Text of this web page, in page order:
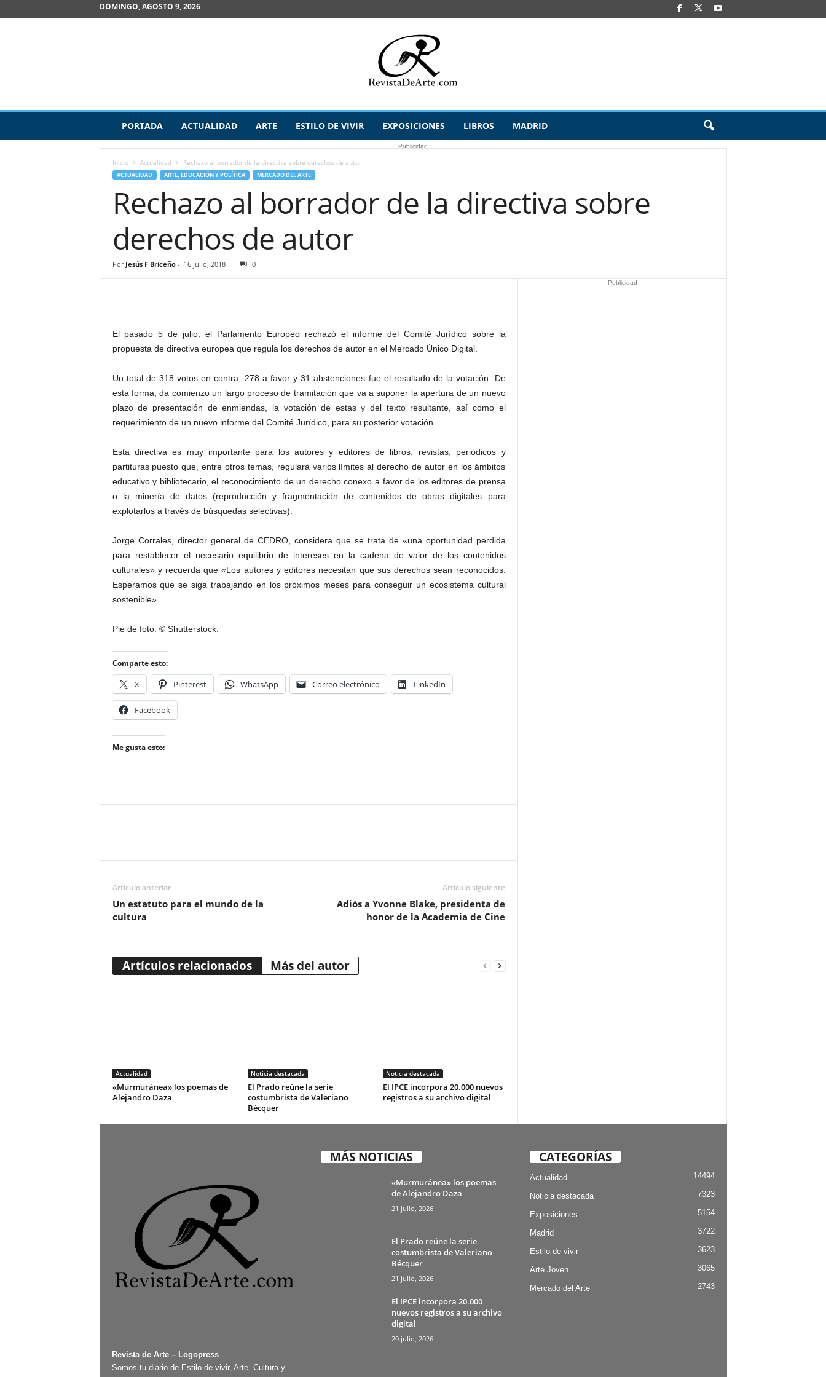
DOMINGO, AGOSTO 9, 2026
v
PORTADA ACTUALIDAD ARTE ESTILO DE VIVIR EXPOSICIONES LIBROS MADRID
Publicidad
Inicio Actualidad Rechazo al borrador de la directiva sobre derechos de autor
ACTUALIDAD ARTE, EDUCACIÓN Y POLÍTICA MERCADO DEL ARTE
Rechazo al borrador de la directiva sobre
derechos de autor
Por Jesús F Briceño- 16 julio, 2018 0
El pasado 5 de julio, el Parlamento Europeo rechazó el informe del Comité Jurídico sobre la
propuesta de directiva europea que regula los derechos de autor en el Mercado Único Digital.
Un total de 318 votos en contra, 278 a favor y 31 abstenciones fue el resultado de la votación. De
esta forma, da comienzo un largo proceso de tramitación que va a suponer la apertura de un nuevo
plazo de presentación de enmiendas, la votación de estas y del texto resultante, así como el
requerimiento de un nuevo informe del Comité Jurídico, para su posterior votación.
Esta directiva es muy importante para los autores y editores de libros, revistas, periódicos y
partituras puesto que, entre otros temas, regulará varios límites al derecho de autor en los ámbitos
educativo y bibliotecario, el reconocimiento de un derecho conexo a favor de los editores de prensa
o la minería de datos (reproducción y fragmentación de contenidos de obras digitales para
explotarlos a través de búsquedas selectivas).
Jorge Corrales, director general de CEDRO, considera que se trata de «una oportunidad perdida
para restablecer el necesario equilibrio de intereses en la cadena de valor de los contenidos
culturales» y recuerda que «Los autores y editores necesitan que sus derechos sean reconocidos.
Esperamos que se siga trabajando en los próximos meses para conseguir un ecosistema cultural
sostenible».
Pie de foto: © Shutterstock.
Comparte esto:
X Pinterest WhatsApp Correo electrónico LinkedIn
Facebook
Me gusta esto:
Artículo anterior
Un estatuto para el mundo de la
cultura
Artículo siguiente
Adiós a Yvonne Blake, presidenta de
honor de la Academia de Cine
Artículos relacionados Más del autor
Actualidad
«Murmuránea» los poemas de
Alejandro Daza
Noticia destacada
El Prado reúne la serie
costumbrista de Valeriano
Bécquer
Noticia destacada
El IPCE incorpora 20.000 nuevos
registros a su archivo digital
Publicidad
Revista de Arte – Logopress
Somos tu diario de Estilo de vivir, Arte, Cultura y
MÁS NOTICIAS
«Murmuránea» los poemas
de Alejandro Daza
21 julio, 2026
El Prado reúne la serie
costumbrista de Valeriano
Bécquer
21 julio, 2026
El IPCE incorpora 20.000
nuevos registros a su archivo
digital
20 julio, 2026
CATEGORÍAS
Actualidad 14494
Noticia destacada 7323
Exposiciones 5154
Madrid 3722
Estilo de vivir 3623
Arte Joven 3065
Mercado del Arte 2743